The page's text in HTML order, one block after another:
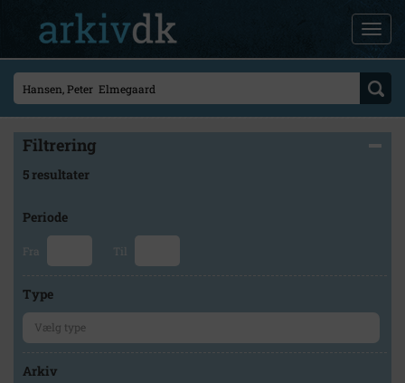
Filtrering
5 resultater
Periode
Fra Til
Type
Arkiv